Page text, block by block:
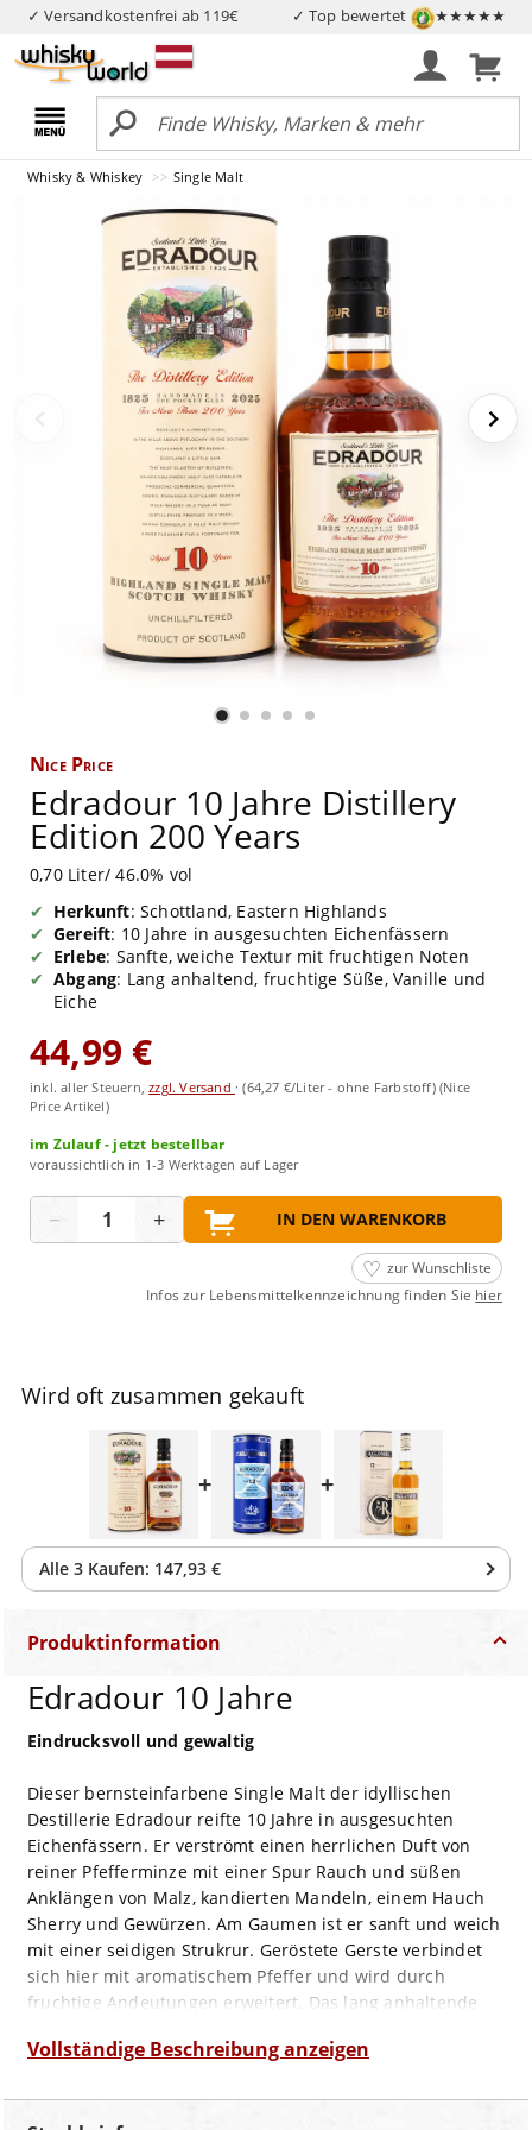
✓ Versandkostenfrei ab 119€ ✓ Top bewertet ★★★★★
Whisky & Whiskey Single Malt
Nice Price
Edradour 10 Jahre Distillery
Edition 200 Years
0,70 Liter/ 46.0% vol
Herkunft: Schottland, Eastern Highlands
Gereift: 10 Jahre in ausgesuchten Eichenfässern
Erlebe: Sanfte, weiche Textur mit fruchtigen Noten
Abgang: Lang anhaltend, fruchtige Süße, Vanille und
Eiche
44,99 €
inkl. aller Steuern,zzgl. Versand ·(64,27 €/Liter - ohne Farbstoff) (Nice
Price Artikel)
im Zulauf - jetzt bestellbar
voraussichtlich in 1-3 Werktagen auf Lager
− + IN DEN WARENKORB
zur Wunschliste
Infos zur Lebensmittelkennzeichnung finden Sie hier
Wird oft zusammen gekauft
+ +
Alle 3 Kaufen: 147,93 €
Produktinformation
Edradour 10 Jahre
Eindrucksvoll und gewaltig
Dieser bernsteinfarbene Single Malt der idyllischen
Destillerie Edradour reifte 10 Jahre in ausgesuchten
Eichenfässern. Er verströmt einen herrlichen Duft von
reiner Pfefferminze mit einer Spur Rauch und süßen
Anklängen von Malz, kandierten Mandeln, einem Hauch
Sherry und Gewürzen. Am Gaumen ist er sanft und weich
mit einer seidigen Strukrur. Geröstete Gerste verbindet
sich hier mit aromatischem Pfeffer und wird durch
fruchtige Andeutungen erweitert. Das lang anhaltende
Vanille und Eiche geprägt.
Geruch:süß, Malz, Sherry, kandierte Mandeln, Minze und
Vollständige Beschreibung anzeigen